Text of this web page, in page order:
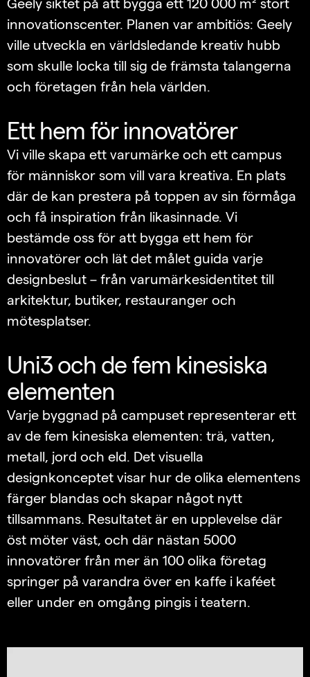
Geely siktet på att bygga ett 120 000 m² stort
innovationscenter. Planen var ambitiös: Geely
ville utveckla en världsledande kreativ hubb
som skulle locka till sig de främsta talangerna
och företagen från hela världen.
Ett hem för innovatörer
Vi ville skapa ett varumärke och ett campus
för människor som vill vara kreativa. En plats
där de kan prestera på toppen av sin förmåga
och få inspiration från likasinnade. Vi
bestämde oss för att bygga ett hem för
innovatörer och lät det målet guida varje
designbeslut – från varumärkesidentitet till
arkitektur, butiker, restauranger och
mötesplatser.
Uni3 och de fem kinesiska
elementen
Varje byggnad på campuset representerar ett
av de fem kinesiska elementen: trä, vatten,
metall, jord och eld. Det visuella
designkonceptet visar hur de olika elementens
färger blandas och skapar något nytt
tillsammans. Resultatet är en upplevelse där
öst möter väst, och där nästan 5000
innovatörer från mer än 100 olika företag
springer på varandra över en kaffe i kaféet
eller under en omgång pingis i teatern.